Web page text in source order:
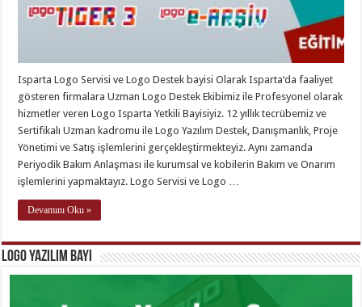
Isparta Logo Servisi ve Logo Destek bayisi Olarak Isparta‘da faaliyet
gösteren firmalara Uzman Logo Destek Ekibimiz ile Profesyonel olarak
hizmetler veren Logo Isparta Yetkili Bayisiyiz. 12 yıllık tecrübemiz ve
Sertifikalı Uzman kadromu ile Logo Yazılım Destek, Danışmanlık, Proje
Yönetimi ve Satış işlemlerini gerçekleştirmekteyiz. Aynı zamanda
Periyodik Bakım Anlaşması ile kurumsal ve kobilerin Bakım ve Onarım
işlemlerini yapmaktayız. Logo Servisi ve Logo …
Devamını Oku »
Logo Yazılım Bayi